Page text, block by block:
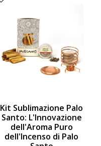
Kit Sublimazione Palo
Santo: L'Innovazione
dell'Aroma Puro
dell'Incenso di Palo